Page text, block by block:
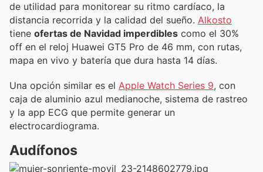
de utilidad para monitorear su ritmo cardíaco, la
distancia recorrida y la calidad del sueño. Alkosto
tiene ofertas de Navidad imperdibles como el 30%
off en el reloj Huawei GT5 Pro de 46 mm, con rutas,
mapa en vivo y batería que dura hasta 14 días.
Una opción similar es el Apple Watch Series 9, con
caja de aluminio azul medianoche, sistema de rastreo
y la app ECG que permite generar un
electrocardiograma.
Audífonos